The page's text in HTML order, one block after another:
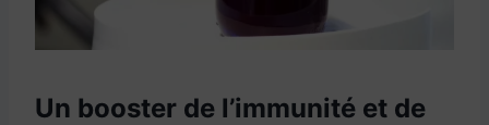
Un booster de l’immunité et de